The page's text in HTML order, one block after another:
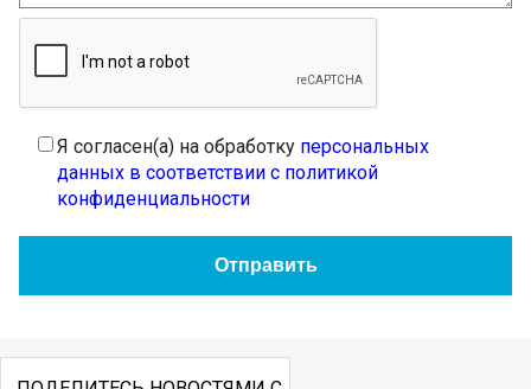
Я согласен(а) на обработку персональных
данных в соответствии с политикой
конфиденциальности